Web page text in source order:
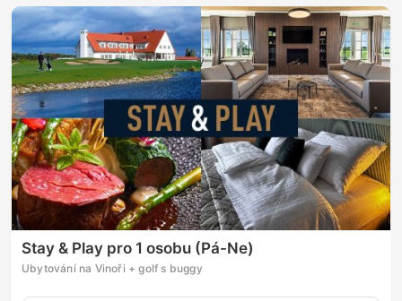
Stay & Play pro 1 osobu (Pá-Ne)
Ubytování na Vinoři + golf s buggy